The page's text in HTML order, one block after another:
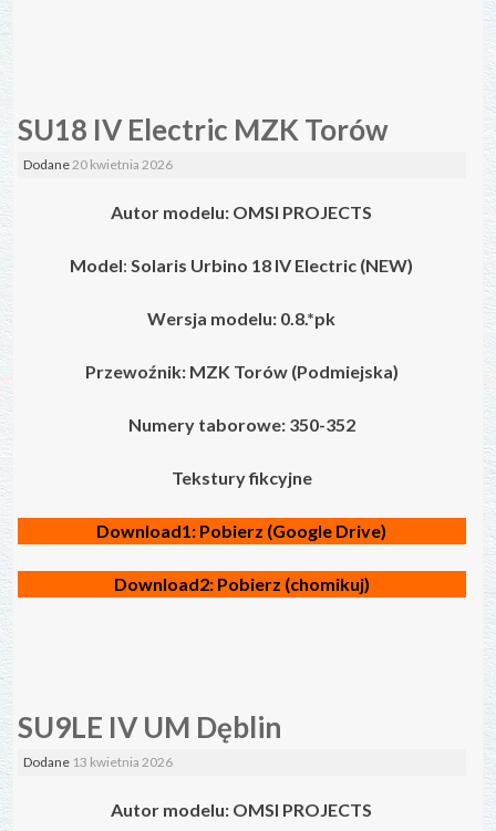
SU18 IV Electric MZK Torów
Dodane20 kwietnia 2026
Autor modelu: OMSI PROJECTS
Model:Solaris Urbino 18 IV Electric (NEW)
Wersja modelu: 0.8.*pk
Przewoźnik: MZK Torów (Podmiejska)
Numery taborowe: 350-352
Tekstury fikcyjne
Download1: Pobierz (Google Drive)
Download2: Pobierz (chomikuj)
SU9LE IV UM Dęblin
Dodane 13 kwietnia 2026
Autor modelu: OMSI PROJECTS